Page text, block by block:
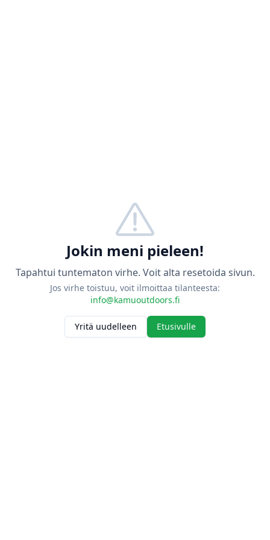
Jokin meni pieleen!
Tapahtui tuntematon virhe. Voit alta resetoida sivun.
Jos virhe toistuu, voit ilmoittaa tilanteesta:
info@kamuoutdoors.fi
Yritä uudelleen Etusivulle